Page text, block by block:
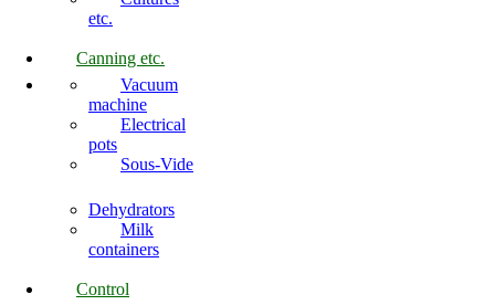
etc.
Canning etc.
Vacuum
machine
Electrical
pots
Sous-Vide
Dehydrators
Milk
containers
Control